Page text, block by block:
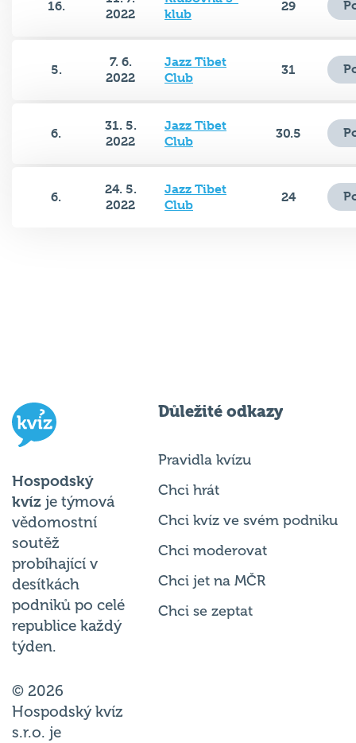
16.
2022
klub
29
5.
7. 6.
2022
Jazz Tibet
Club
31
6.
31. 5.
2022
Jazz Tibet
Club
30.5
6.
24. 5.
2022
Jazz Tibet
Club
24
Hospodský
kvíz je týmová
vědomostní
soutěž
probíhající v
desítkách
podniků po celé
republice každý
týden.
© 2026
Hospodský kvíz
s.r.o. je
Důležité odkazy
Pravidla kvízu
Chci hrát
Chci kvíz ve svém podniku
Chci moderovat
Chci jet na MČR
Chci se zeptat